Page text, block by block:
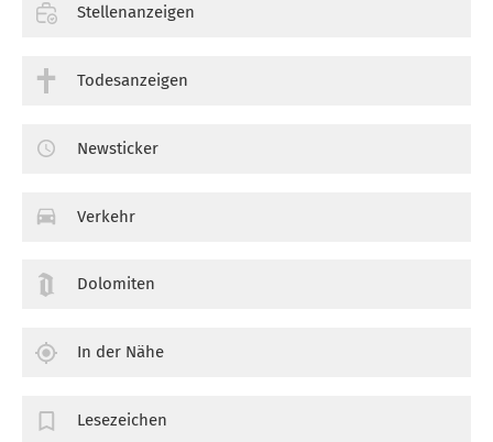
Stellenanzeigen
Todesanzeigen
Newsticker
Verkehr
Dolomiten
In der Nähe
Lesezeichen